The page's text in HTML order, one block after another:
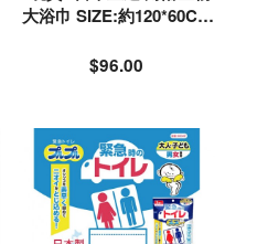
大浴巾 SIZE:約120*60CM
$96.00